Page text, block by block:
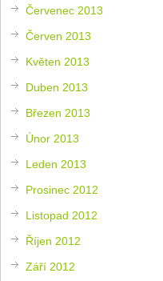
Červenec 2013
Červen 2013
Květen 2013
Duben 2013
Březen 2013
Únor 2013
Leden 2013
Prosinec 2012
Listopad 2012
Říjen 2012
Září 2012